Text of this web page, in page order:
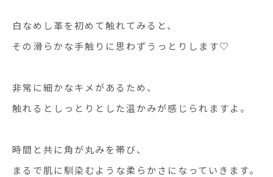
白なめし革を初めて触れてみると、
その滑らかな手触りに思わずうっとりします♡
非常に細かなキメがあるため、
触れるとしっとりとした温かみが感じられますよ。
時間と共に角が丸みを帯び、
まるで肌に馴染むような柔らかさになっていきます。